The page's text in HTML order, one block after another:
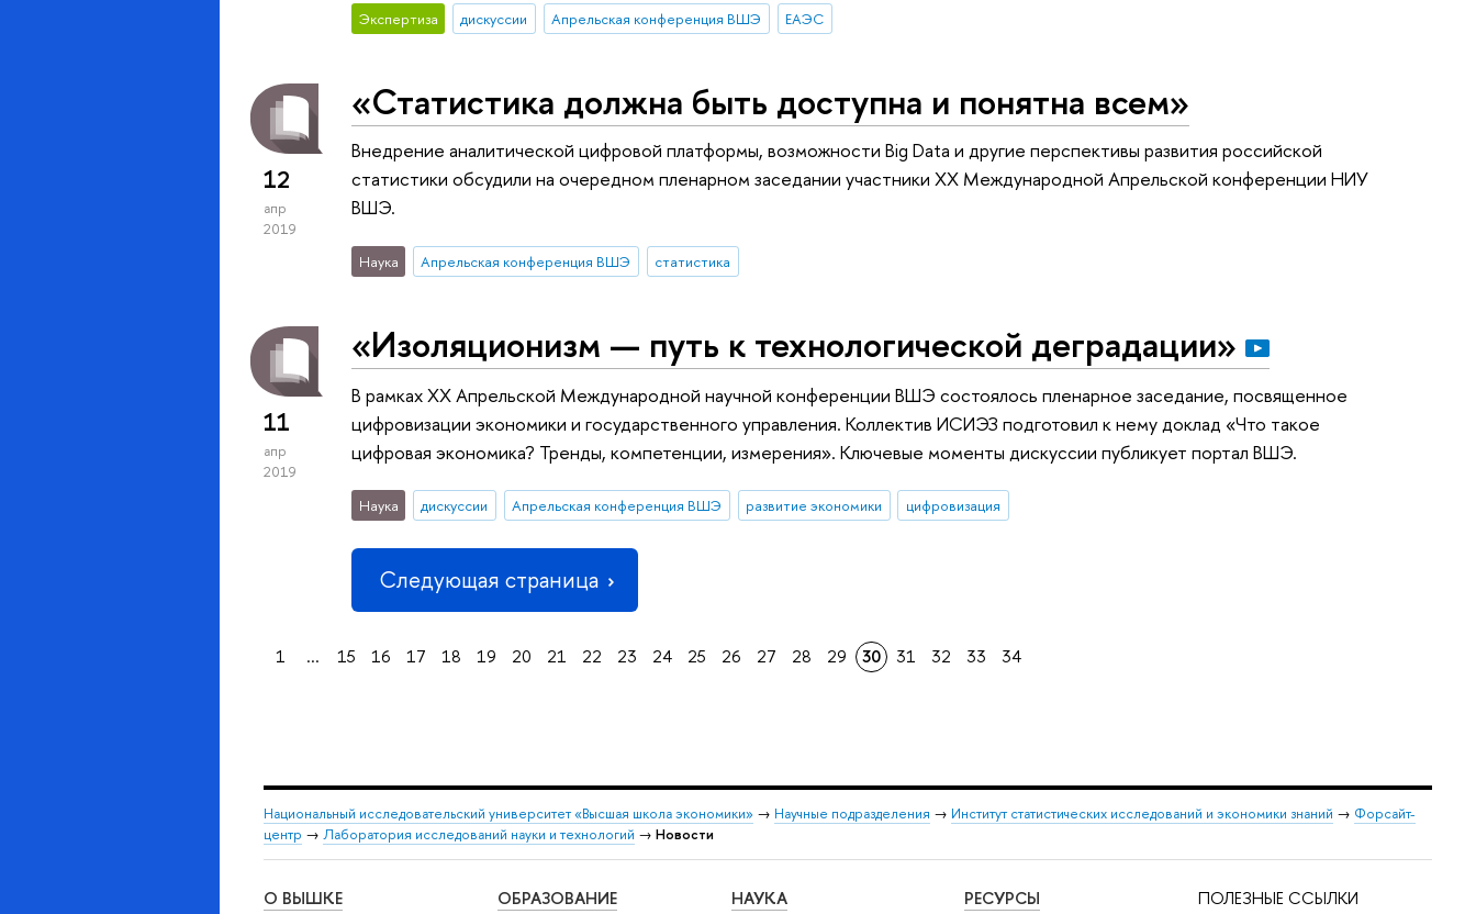
Экспертиза дискуссии Апрельская конференция ВШЭ ЕАЭС
12
апр
2019
«Статистика должна быть доступна и понятна всем»
Внедрение аналитической цифровой платформы, возможности Big Data и другие перспективы развития российской
статистики обсудили на очередном пленарном заседании участники ХХ Международной Апрельской конференции НИУ
ВШЭ.
Наука Апрельская конференция ВШЭ статистика
11
апр
2019
«Изоляционизм — путь к технологической деградации»
В рамках XX Апрельской Международной научной конференции ВШЭ состоялось пленарное заседание, посвященное
цифровизации экономики и государственного управления. Коллектив ИСИЭЗ подготовил к нему доклад «Что такое
цифровая экономика? Тренды, компетенции, измерения». Ключевые моменты дискуссии публикует портал ВШЭ.
Наука дискуссии Апрельская конференция ВШЭ развитие экономики цифровизация
Следующая страница
1 ... 15 16 17 18 19 20 21 22 23 24 25 26 27 28 29 30 31 32 33 34
Национальный исследовательский университет «Высшая школа экономики» → Научные подразделения → Институт статистических исследований и экономики знаний → Форсайт-
центр → Лаборатория исследований науки и технологий → Новости
О ВЫШКЕ ОБРАЗОВАНИЕ НАУКА РЕСУРСЫ ПОЛЕЗНЫЕ ССЫЛКИ